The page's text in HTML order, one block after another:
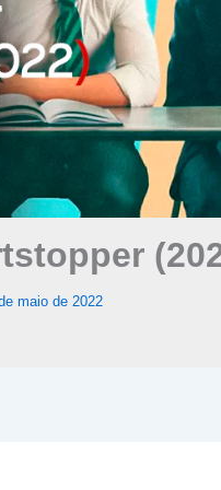
maio de 2022